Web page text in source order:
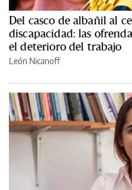
Del casco de albañil al
discapacidad: las
el deterioro del trabajo
León Nicanoff